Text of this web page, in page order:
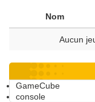
Nom
Aucun
GameCube
console